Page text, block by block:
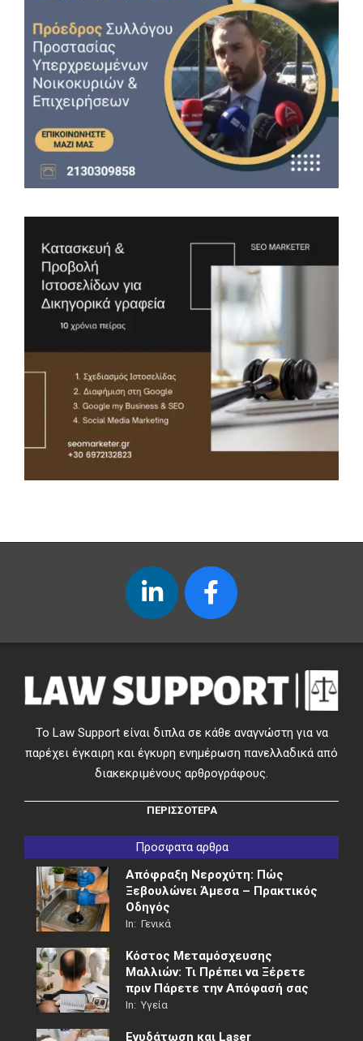
Το Law Support είναι διπλα σε κάθε αναγνώστη για να
παρέχει έγκαιρη και έγκυρη ενημέρωση πανελλαδικά από
διακεκριμένους αρθρογράφους.
ΠΕΡΙΣΣΟΤΕΡΑ
Προσφατα αρθρα
Απόφραξη Νεροχύτη: Πώς
Ξεβουλώνει Άμεσα – Πρακτικός
Οδηγός
In: Γενικά
Κόστος Μεταμόσχευσης
Μαλλιών: Τι Πρέπει να Ξέρετε
πριν Πάρετε την Απόφασή σας
In: Υγεία
Ενυδάτωση και Laser